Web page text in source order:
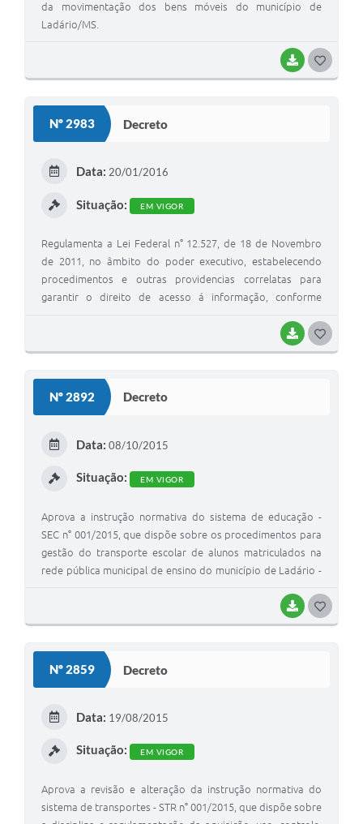
BAIXAR
da movimentação dos bens móveis do município de
Ladário/MS.
Nº 2983 Decreto
BAIXAR
Data: 20/01/2016
Situação: EM VIGOR
Regulamenta a Lei Federal n° 12.527, de 18 de Novembro
de 2011, no âmbito do poder executivo, estabelecendo
procedimentos e outras providencias correlatas para
garantir o direito de acesso á informação, conforme
Nº 2892 Decreto
BAIXAR
Data: 08/10/2015
Situação: EM VIGOR
Aprova a instrução normativa do sistema de educação -
SEC n° 001/2015, que dispõe sobre os procedimentos para
gestão do transporte escolar de alunos matriculados na
rede pública municipal de ensino do município de Ladário -
Nº 2859 Decreto
Data: 19/08/2015
Situação: EM VIGOR
Aprova a revisão e alteração da instrução normativa do
sistema de transportes - STR n° 001/2015, que dispõe sobre